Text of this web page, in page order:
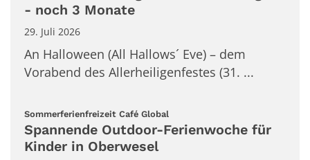
- noch 3 Monate
29. Juli 2026
An Halloween (All Hallows´ Eve) – dem
Vorabend des Allerheiligenfestes (31. ...
Sommerferienfreizeit Café Global:
Spannende Outdoor-Ferienwoche für
Kinder in Oberwesel